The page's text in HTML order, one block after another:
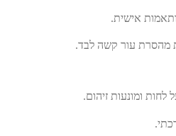
אישית.
מהסרת עור קשה לבד.
ומונעות זיהום.
.